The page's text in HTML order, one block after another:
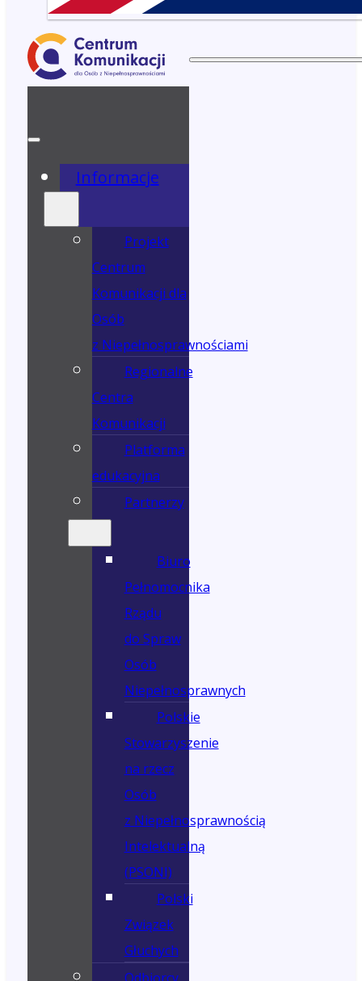
Informacje
Projekt
Centrum
Komunikacji dla
Osób
z Niepełnosprawnościami
Regionalne
Centra
Komunikacji
Platforma
edukacyjna
Partnerzy
Biuro
Pełnomocnika
Rządu
do Spraw
Osób
Niepełnosprawnych
Polskie
Stowarzyszenie
na rzecz
Osób
z Niepełnosprawnością
Intelektualną
(PSONI)
Polski
Związek
Głuchych